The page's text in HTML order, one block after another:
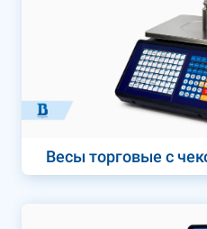
Весы торговые с